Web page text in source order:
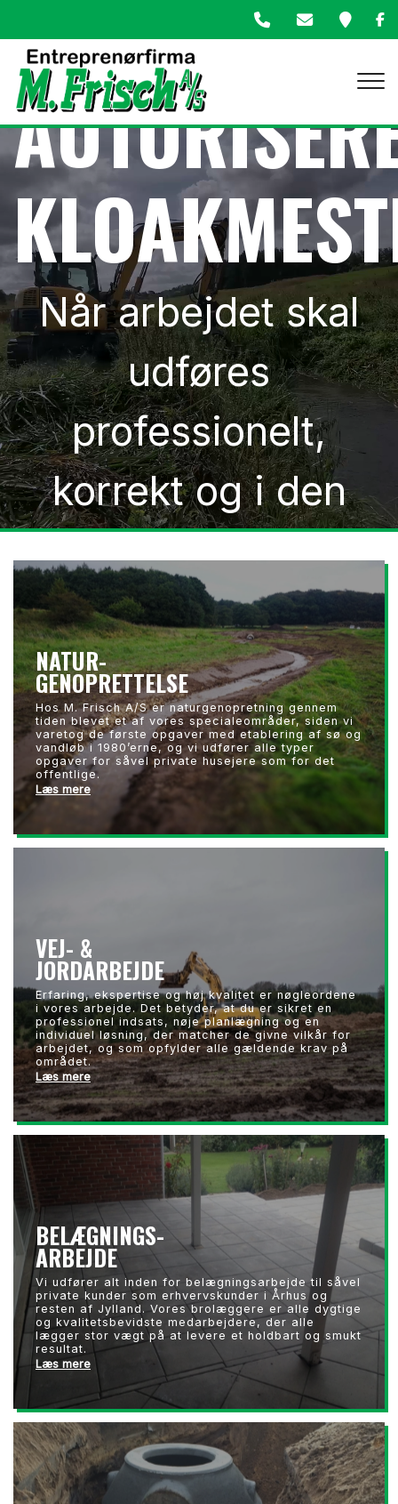
hovedindhold
OG
​Når arbejdet skal
udføres
professionelt,
korrekt og i den
højeste kvalitet er
vi den helt rette
samarbejdspartner.
KONTAKT OS
NATUR-
GENOPRETTELSE
Hos M. Frisch A/S er naturgenopretning gennem
tiden blevet et af vores specialeområder, siden vi
varetog de første opgaver med etablering af sø og
vandløb i 1980’erne, og vi udfører alle typer
opgaver for såvel private husejere som for det
offentlige.
Læs mere
VEJ- &
JORDARBEJDE
Erfaring, ekspertise og høj kvalitet er nøgleordene
i vores arbejde. Det betyder, at du er sikret en
professionel indsats, nøje planlægning og en
individuel løsning, der matcher de givne vilkår for
arbejdet, og som opfylder alle gældende krav på
området.
Læs mere
BELÆGNINGS-
ARBEJDE
Vi udfører alt inden for belægningsarbejde til såvel
private kunder som erhvervskunder i Århus og
resten af Jylland. Vores brolæggere er alle dygtige
og kvalitetsbevidste medarbejdere, der alle
lægger stor vægt på at levere et holdbart og smukt
resultat.
Læs mere